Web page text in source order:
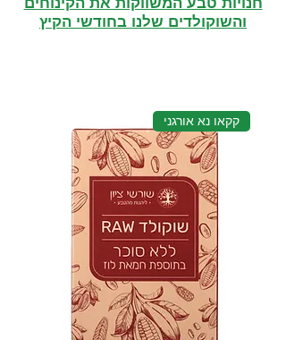
והשוקולדים שלנו בחודשי הקיץ
קקאו נא אורגני